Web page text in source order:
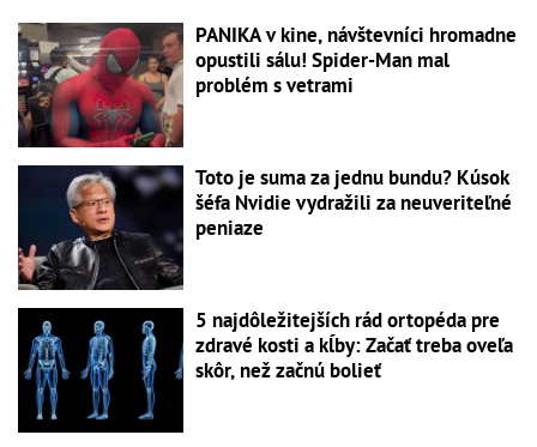
PANIKA v kine, návštevníci hromadne
opustili sálu! Spider-Man mal
problém s vetrami
Toto je suma za jednu bundu? Kúsok
šéfa Nvidie vydražili za neuveriteľné
peniaze
5 najdôležitejších rád ortopéda pre
zdravé kosti a kĺby: Začať treba oveľa
skôr, než začnú bolieť